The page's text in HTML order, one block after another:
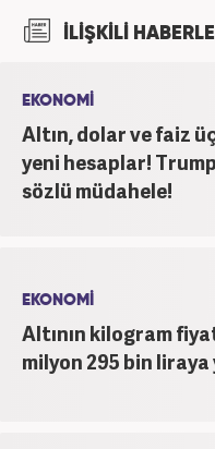
hayatında
'Özel Haberler
İLİŞKİLİ
EKONOMİ
Altın, dolar ve faiz
yeni hesaplar!
sözlü müdahele!
EKONOMİ
Altının kilogram
milyon 295 bin